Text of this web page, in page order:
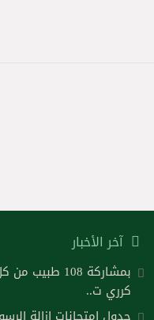
آخر الأخبار
بمشاركة 108
كرري ت..